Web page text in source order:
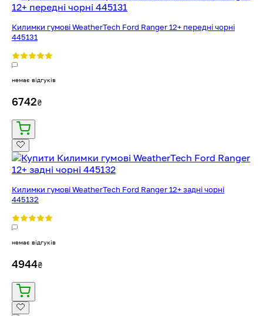
Килимки гумові WeatherTech Ford Ranger 12+ передні чорні
445131
немає відгуків
6742₴
Килимки гумові WeatherTech Ford Ranger 12+ задні чорні
445132
немає відгуків
4944₴